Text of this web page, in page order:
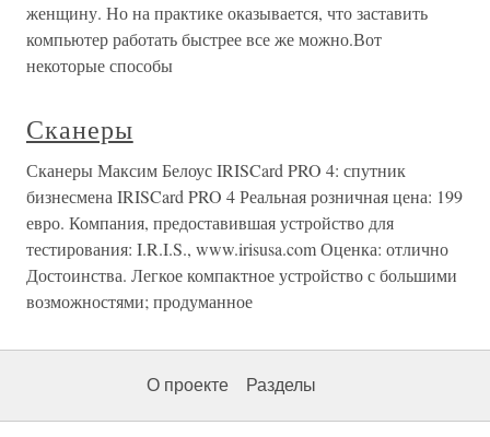
женщину. Но на практике оказывается, что заставить
компьютер работать быстрее все же можно.Вот
некоторые способы
Сканеры
Сканеры Максим Белоус IRISCard PRO 4: спутник
бизнесмена IRISCard PRO 4 Реальная розничная цена: 199
евро. Компания, предоставившая устройство для
тестирования: I.R.I.S., www.irisusa.com Оценка: отлично
Достоинства. Легкое компактное устройство с большими
возможностями; продуманное
О проекте Разделы